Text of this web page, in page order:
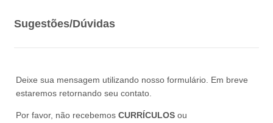
Sugestões/Dúvidas
Deixe sua mensagem utilizando nosso formulário. Em breve
estaremos retornando seu contato.
Por favor, não recebemosCURRÍCULOS ou